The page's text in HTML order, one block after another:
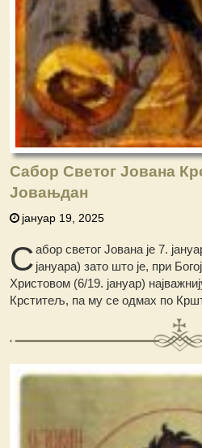
Сабор Светог Јована
Јовањдан
јануар 19, 2025
Сабор светог Јована је 7.
јануара) зато што је, при
Христовом (6/19. јануар)
Крститељ, па му се одмах по